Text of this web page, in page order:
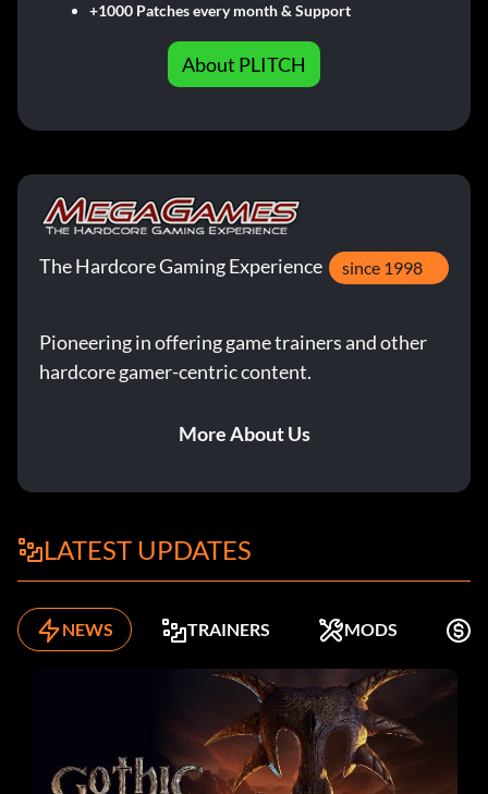
+1000 Patches every month & Support
About PLITCH
The Hardcore Gaming Experience since 1998
Pioneering in offering game trainers and other
hardcore gamer-centric content.
More About Us
LATEST UPDATES
NEWS TRAINERS MODS